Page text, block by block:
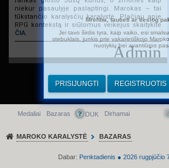
niekur pasaulyje paslaptingi. Marokas – tai
tūkstančio karalysčių karalystė. Plačiau apie
RPG kontekstą ir siūlomus veikėjus skaitykite
ČIA.
Admin
Greitasis meniu
Medaliai Bazaras DUK Dirhamai
MAROKO KARALYSTĖ BAZARAS
Dabar: Penktadienis ● 2026 rugpjūčio
Mrehba, tautieti ar tiesiog
Jei tavo širdis tyra, kaip vaiko, esi
stebuklais, junkis prie vakarietiškojo
nuotykių bei avantiūros
PRISIJUNGTI REGISTRUOTIS